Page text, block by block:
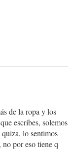
de la ropa y los
escribes, solemos
lo sentimos
no por eso tiene q